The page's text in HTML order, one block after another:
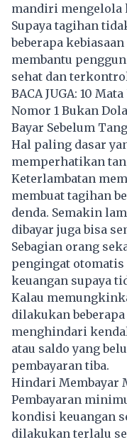
mandiri mengelola
Supaya tagihan
beberapa
membantu
sehat dan
BACA JUGA: 10
Nomor 1 Bukan
Bayar Sebelum
Hal paling dasar
memperhatikan
Keterlambatan
membuat tagihan
denda. Semakin
dibayar juga bisa
Sebagian orang
pengingat
keuangan supaya
Kalau
dilakukan
menghindari
atau saldo yang
pembayaran tiba.
Hindari Membayar
Pembayaran
kondisi keuangan
dilakukan terlalu